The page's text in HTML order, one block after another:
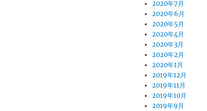
2020年7月
2020年6月
2020年5月
2020年4月
2020年3月
2020年2月
2020年1月
2019年12月
2019年11月
2019年10月
2019年9月